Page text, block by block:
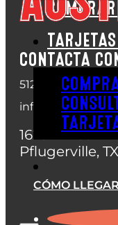
CONTACTA
512-670-9600
16231 IH-35
Pflugerville,
CÓMO LLEGAR